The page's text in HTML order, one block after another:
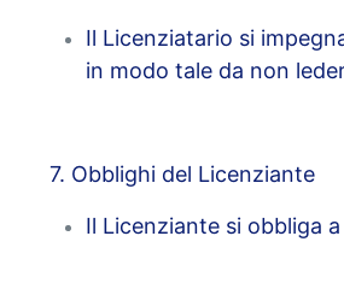
Il Licenziatario si
in modo tale da non
7. Obblighi del Licenziante
Il Licenziante si obbliga